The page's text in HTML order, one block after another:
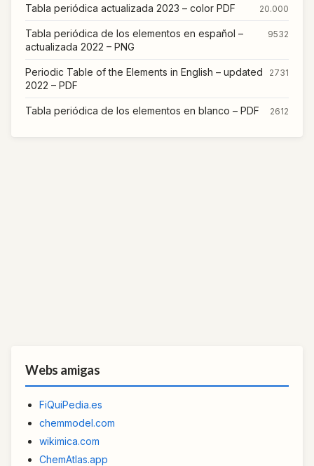
Tabla periódica actualizada 2023 – color PDF 20.000
Tabla periódica de los elementos en español –
actualizada 2022 – PNG
9532
Periodic Table of the Elements in English – updated
2022 – PDF
2731
Tabla periódica de los elementos en blanco – PDF 2612
Webs amigas
FiQuiPedia.es
chemmodel.com
wikimica.com
ChemAtlas.app